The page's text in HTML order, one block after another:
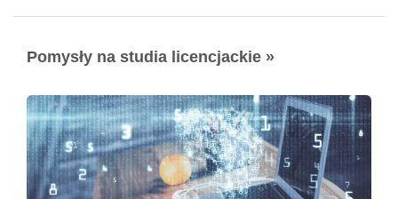
Pomysły na studia licencjackie »